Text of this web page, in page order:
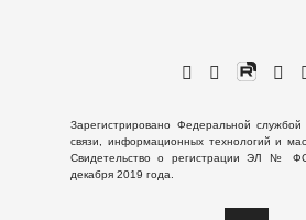
Зарегистрировано Федеральной
связи, информационных технологий и
Свидетельство о регистрации ЭЛ №
декабря 2019 года.